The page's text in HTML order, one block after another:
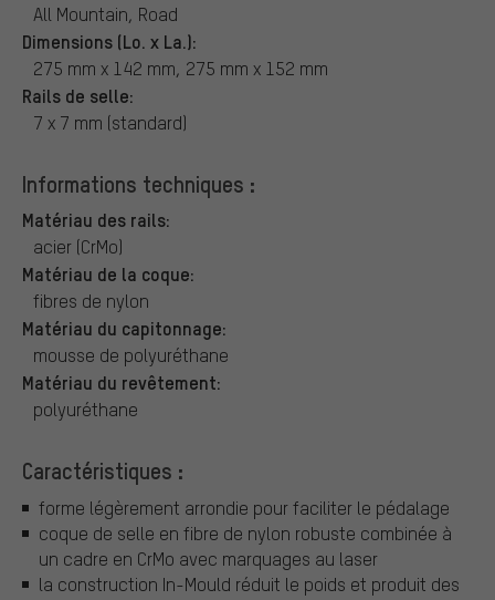
All Mountain, Road
Dimensions (Lo. x La.):
275 mm x 142 mm, 275 mm x 152 mm
Rails de selle:
7 x 7 mm (standard)
Informations techniques :
Matériau des rails:
acier (CrMo)
Matériau de la coque:
fibres de nylon
Matériau du capitonnage:
mousse de polyuréthane
Matériau du revêtement:
polyuréthane
Caractéristiques :
forme légèrement arrondie pour faciliter le pédalage
coque de selle en fibre de nylon robuste combinée à
un cadre en CrMo avec marquages au laser
la construction In-Mould réduit le poids et produit des